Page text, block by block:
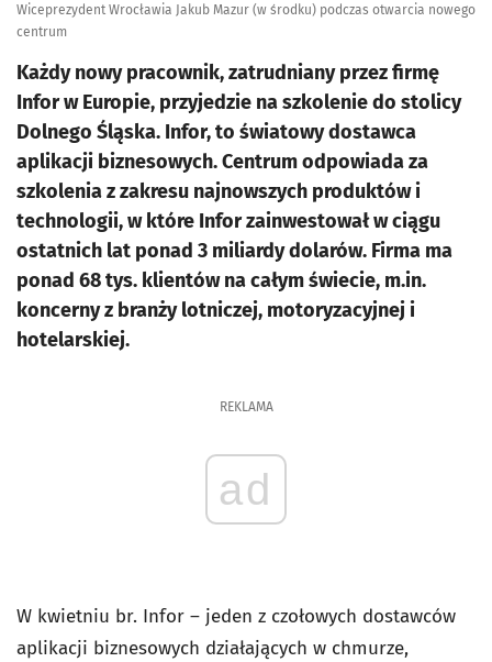
Wiceprezydent Wrocławia Jakub Mazur (w środku) podczas otwarcia nowego
centrum
Każdy nowy pracownik, zatrudniany przez firmę
Infor w Europie, przyjedzie na szkolenie do stolicy
Dolnego Śląska. Infor, to światowy dostawca
aplikacji biznesowych. Centrum odpowiada za
szkolenia z zakresu najnowszych produktów i
technologii, w które Infor zainwestował w ciągu
ostatnich lat ponad 3 miliardy dolarów. Firma ma
ponad 68 tys. klientów na całym świecie, m.in.
koncerny z branży lotniczej, motoryzacyjnej i
hotelarskiej.
REKLAMA
ad
W kwietniu br. Infor – jeden z czołowych dostawców
aplikacji biznesowych działających w chmurze,